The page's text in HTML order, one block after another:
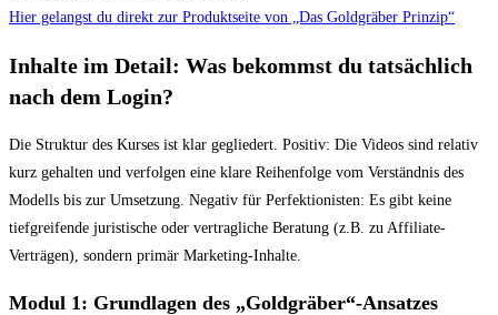
Hier gelangst du direkt zur Produktseite von „Das Goldgräber Prinzip“
Inhalte im Detail: Was bekommst du tatsächlich
nach dem Login?
Die Struktur des Kurses ist klar gegliedert. Positiv: Die Videos sind relativ
kurz gehalten und verfolgen eine klare Reihenfolge vom Verständnis des
Modells bis zur Umsetzung. Negativ für Perfektionisten: Es gibt keine
tiefgreifende juristische oder vertragliche Beratung (z.B. zu Affiliate-
Verträgen), sondern primär Marketing-Inhalte.
Modul 1: Grundlagen des „Goldgräber“-Ansatzes